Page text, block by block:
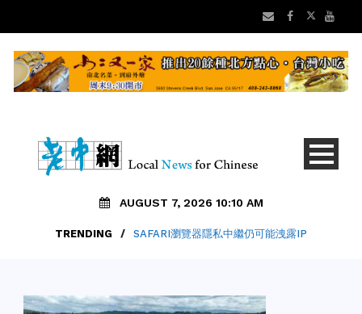
AUGUST 7, 2026 10:10 AM
TRENDING / SAFARI瀏覽器隱私中繼仍可能洩露IP